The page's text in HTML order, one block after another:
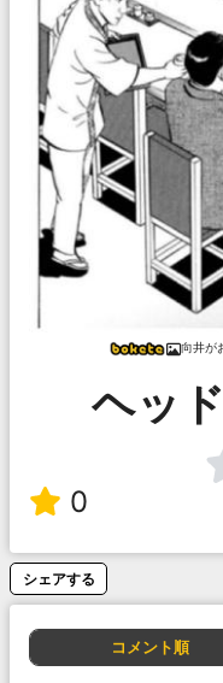
向井が
ヘッ
0
シェアする
コメント順